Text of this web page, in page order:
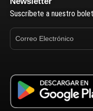
Suscríbete a nuestro